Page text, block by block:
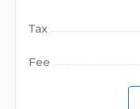
Tax
Fee